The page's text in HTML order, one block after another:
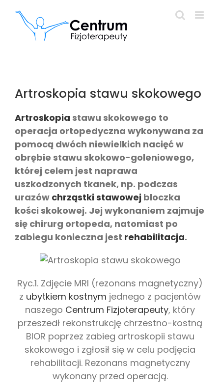
zawartości
Artroskopia stawu skokowego
Artroskopia stawu skokowego to
operacja ortopedyczna wykonywana za
pomocą dwóch niewielkich nacięć w
obrębie stawu skokowo-goleniowego,
której celem jest naprawa
uszkodzonych tkanek, np. podczas
urazów chrząstki stawowej bloczka
kości skokowej. Jej wykonaniem zajmuje
się chirurg ortopeda, natomiast po
zabiegu konieczna jest rehabilitacja.
Ryc.1. Zdjęcie MRI (rezonans magnetyczny)
z ubytkiem kostnym jednego z pacjentów
naszego Centrum Fizjoterapeuty, który
przeszedł rekonstrukcję chrzestno-kostną
BIOR poprzez zabieg artroskopii stawu
skokowego i zgłosił się w celu podjęcia
rehabilitacji. Rezonans magnetyczny
wykonany przed operacją.